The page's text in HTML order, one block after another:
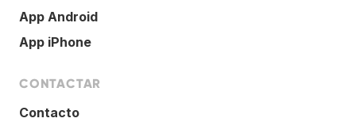
App Android
App iPhone
CONTACTAR
Contacto